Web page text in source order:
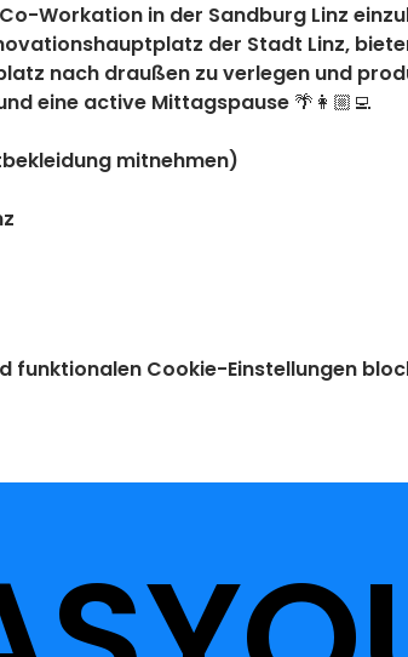
Workation in der Sandburg Linz
der Stadt Linz,
nach draußen zu verlegen und
eine active Mittagspause 🌴👩🏼‍💻
mitnehmen)
funktionalen Cookie-Einstellungen